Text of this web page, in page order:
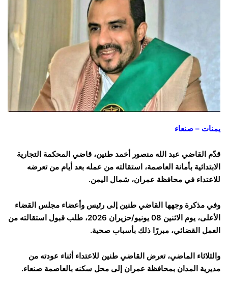
يمنات – صنعاء
قدّم القاضي عبد الله منصور أخمد طنين، قاضي المحكمة التجارية
الابتدائية بأمانة العاصمة، استقالته من عمله بعد أيام من تعرضه
للاعتداء في محافظة عمران، شمال اليمن.
وفي مذكرة وجهها القاضي طنين إلى رئيس وأعضاء مجلس القضاء
الأعلى، يوم الاثنين 08 يونيو/حزيران 2026، طلب قبول استقالته من
العمل القضائي، مبررًا ذلك بأسباب صحية.
والثلاثاء الماضي، تعرض القاضي طنين للاعتداء أثناء عودته من
مديرية المدان بمحافظة عمران إلى محل سكنه بالعاصمة صنعاء.